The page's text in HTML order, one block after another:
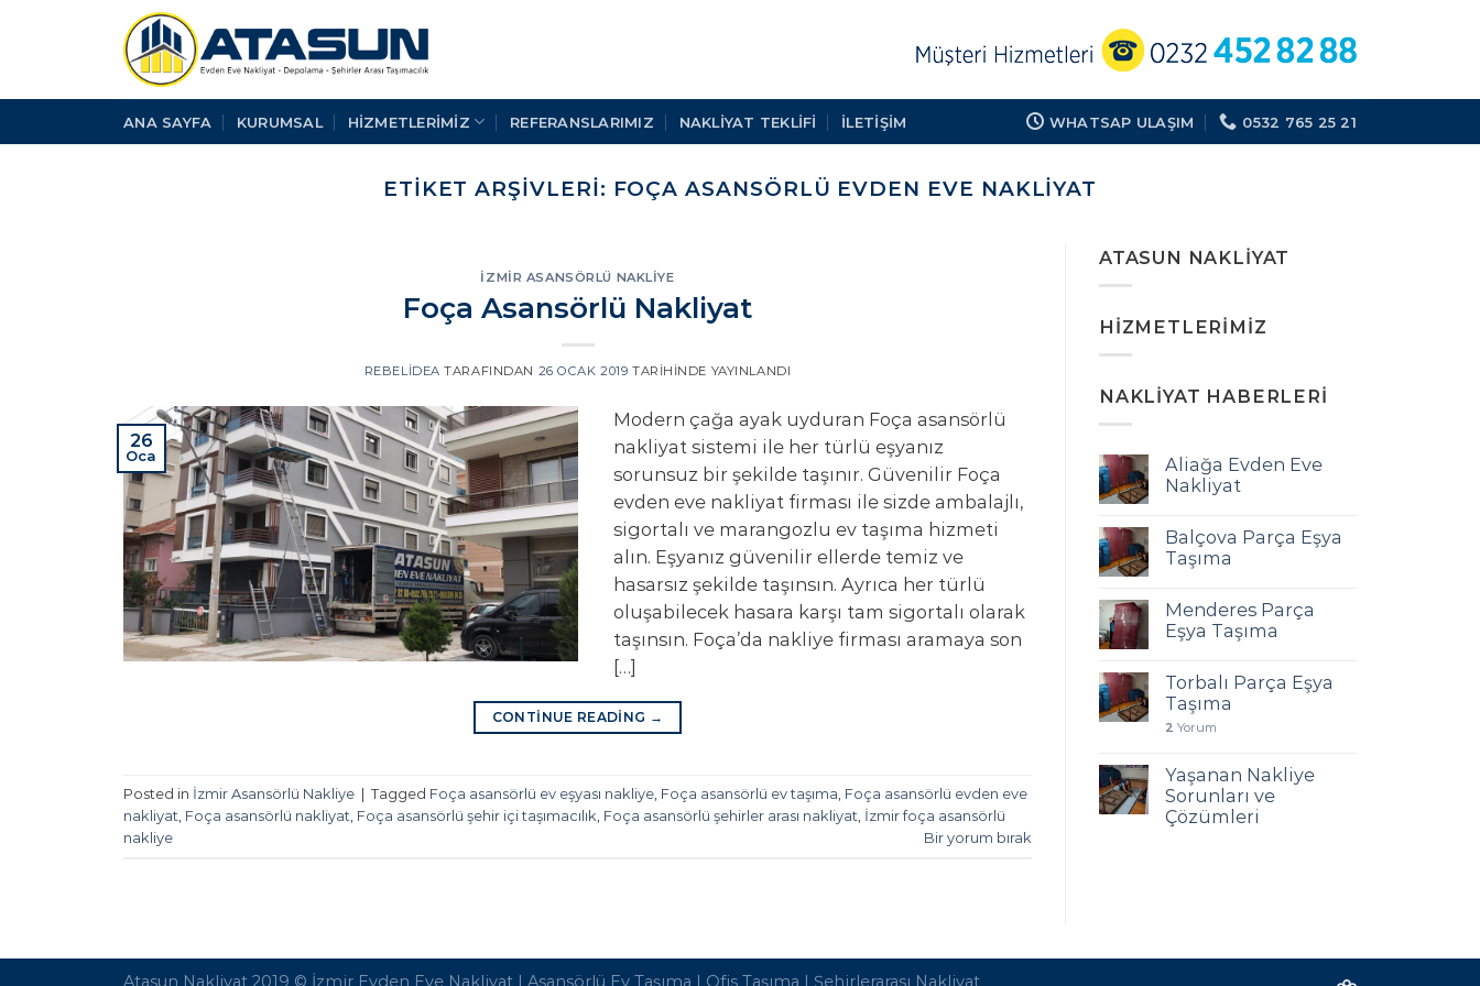
ANA SAYFA KURUMSAL HİZMETLERİMİZ REFERANSLARIMIZ NAKLIYAT TEKLIFI İLETİŞİM WHATSAP ULAŞIM 0532 765 25 21
ETIKET ARŞIVLERI: FOÇA ASANSÖRLÜ EVDEN EVE NAKLIYAT
İZMIR ASANSÖRLÜ NAKLIYE
Foça Asansörlü Nakliyat
REBELIDEA TARAFINDAN 26 OCAK 2019 TARIHINDE YAYINLANDI
26
Oca
Modern çağa ayak uyduran Foça asansörlü
nakliyat sistemi ile her türlü eşyanız
sorunsuz bir şekilde taşınır. Güvenilir Foça
evden eve nakliyat firması ile sizde ambalajlı,
sigortalı ve marangozlu ev taşıma hizmeti
alın. Eşyanız güvenilir ellerde temiz ve
hasarsız şekilde taşınsın. Ayrıca her türlü
oluşabilecek hasara karşı tam sigortalı olarak
taşınsın. Foça’da nakliye firması aramaya son
[…]
CONTINUE READING →
Posted in İzmir Asansörlü Nakliye | Tagged Foça asansörlü ev eşyası nakliye Foça asansörlü ev taşıma Foça asansörlü evden eve
nakliyat Foça asansörlü nakliyat Foça asansörlü şehir içi taşımacılık Foça asansörlü şehirler arası nakliyat İzmir foça asansörlü
nakliye
Bir yorum bırak
ATASUN NAKLIYAT
HIZMETLERIMIZ
NAKLIYAT HABERLERI
Aliağa Evden Eve
Nakliyat
Balçova Parça Eşya
Taşıma
Menderes Parça
Eşya Taşıma
Torbalı Parça Eşya
Taşıma
2 Yorum
Yaşanan Nakliye
Sorunları ve
Çözümleri
Atasun Nakliyat 2019 © İzmir Evden Eve Nakliyat | Asansörlü Ev Taşıma | Ofis Taşıma | Şehirlerarası Nakliyat